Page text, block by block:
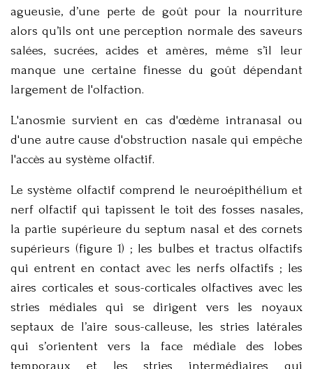
agueusie, d’une perte de goût pour la nourriture
alors qu’ils ont une perception normale des saveurs
salées, sucrées, acides et amères, même s’il leur
manque une certaine finesse du goût dépendant
largement de l'olfaction.
L'anosmie survient en cas d'œdème intranasal ou
d'une autre cause d'obstruction nasale qui empêche
l'accès au système olfactif.
Le système olfactif comprend le neuroépithélium et
nerf olfactif qui tapissent le toit des fosses nasales,
la partie supérieure du septum nasal et des cornets
supérieurs (figure 1) ; les bulbes et tractus olfactifs
qui entrent en contact avec les nerfs olfactifs ; les
aires corticales et sous-corticales olfactives avec les
stries médiales qui se dirigent vers les noyaux
septaux de l’aire sous-calleuse, les stries latérales
qui s’orientent vers la face médiale des lobes
temporaux et les stries intermédiaires qui